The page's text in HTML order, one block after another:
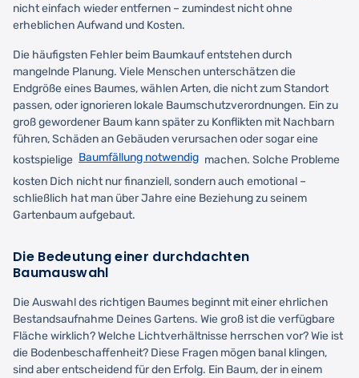
nicht einfach wieder entfernen – zumindest nicht ohne
erheblichen Aufwand und Kosten.
Die häufigsten Fehler beim Baumkauf entstehen durch
mangelnde Planung. Viele Menschen unterschätzen die
Endgröße eines Baumes, wählen Arten, die nicht zum Standort
passen, oder ignorieren lokale Baumschutzverordnungen. Ein zu
groß gewordener Baum kann später zu Konflikten mit Nachbarn
führen, Schäden an Gebäuden verursachen oder sogar eine
kostspielige Baumfällung notwendig machen. Solche Probleme
kosten Dich nicht nur finanziell, sondern auch emotional –
schließlich hat man über Jahre eine Beziehung zu seinem
Gartenbaum aufgebaut.
Die Bedeutung einer durchdachten
Baumauswahl
Die Auswahl des richtigen Baumes beginnt mit einer ehrlichen
Bestandsaufnahme Deines Gartens. Wie groß ist die verfügbare
Fläche wirklich? Welche Lichtverhältnisse herrschen vor? Wie ist
die Bodenbeschaffenheit? Diese Fragen mögen banal klingen,
sind aber entscheidend für den Erfolg. Ein Baum, der in einem